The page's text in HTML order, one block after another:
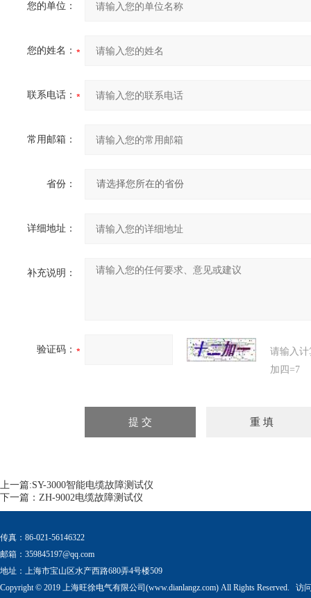
您的单位：
您的姓名：
联系电话：
常用邮箱：
省份：
详细地址：
补充说明：
验证码：
请输入
加四=7
上一篇:SY-3000智能电缆故障测试仪
下一篇： ZH-9002电缆故障测试仪
传真：86-021-56146322
邮箱： 359845197@qq.com
地址：上海市宝山区水产西路680弄4号楼509
Copyright © 2019 上海旺徐电气有限公司(www.dianlangz.com) All Rights Reserved. 访